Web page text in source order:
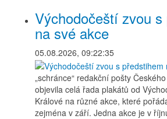
Východočeští zvou s
na své akce
05.08.2026, 09:22:35
„schránce“ redakční pošty
objevila celá řada plakátů od
Králové na různé akce, které
zejména v září. Jedna akce je v